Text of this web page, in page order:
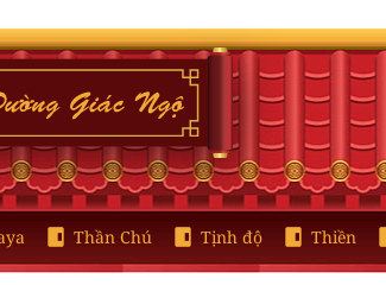
Thần Chú Tịnh độ Thiền